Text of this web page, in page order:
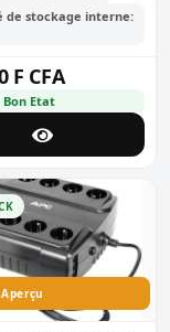
de stockage interne:
F CFA
Etat